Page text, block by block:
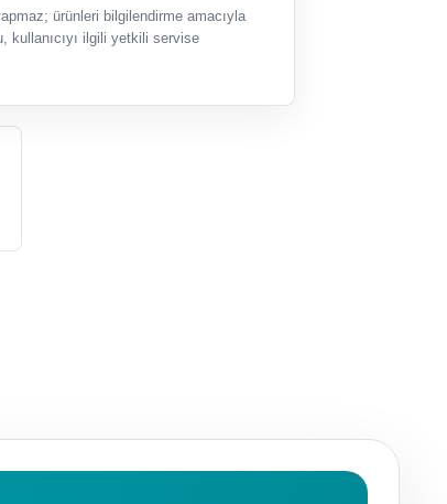
ürünleri bilgilendirme amacıyla
kullanıcıyı ilgili yetkili servise